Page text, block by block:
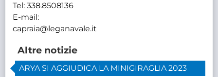
Tel: 338.8508136
E-mail:
capraia@leganavale.it
Altre notizie
ARYA SI AGGIUDICA LA MINIGIRAGLIA 2023